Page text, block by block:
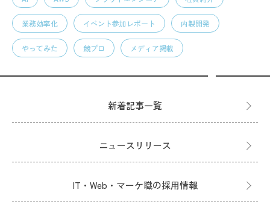
業務効率化 イベント参加レポート 内製開発
やってみた 競プロ メディア掲載
新着記事一覧
ニュースリリース
IT・Web・マーケ職の採用情報